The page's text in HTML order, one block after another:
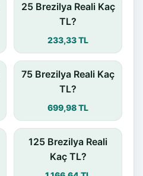
25 Brezilya Reali Kaç
TL?
233,33 TL
75 Brezilya Reali Kaç
TL?
699,98 TL
125 Brezilya Reali
Kaç TL?